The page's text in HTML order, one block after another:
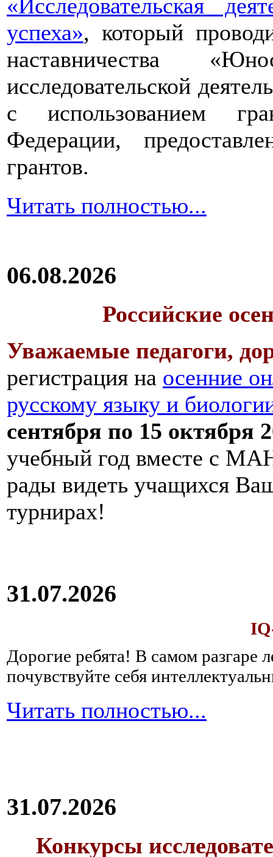
«Исследовательская
успеха», который
наставничества
исследовательской
с использованием
Федерации,
грантов.
Читать полностью...
06.08.2026
Российские
Уважаемые педагоги,
регистрация на осенние
русскому языку и
сентября по 15 октября
учебный год вместе с
рады видеть учащихся
турнирах!
31.07.2026
Дорогие ребята! В самом разгаре
почувствуйте себя
Читать полностью...
31.07.2026
Конкурсы